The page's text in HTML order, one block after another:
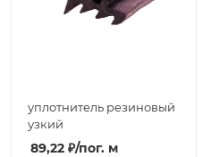
уплотнитель резиновый
узкий
89,22₽/пог. м